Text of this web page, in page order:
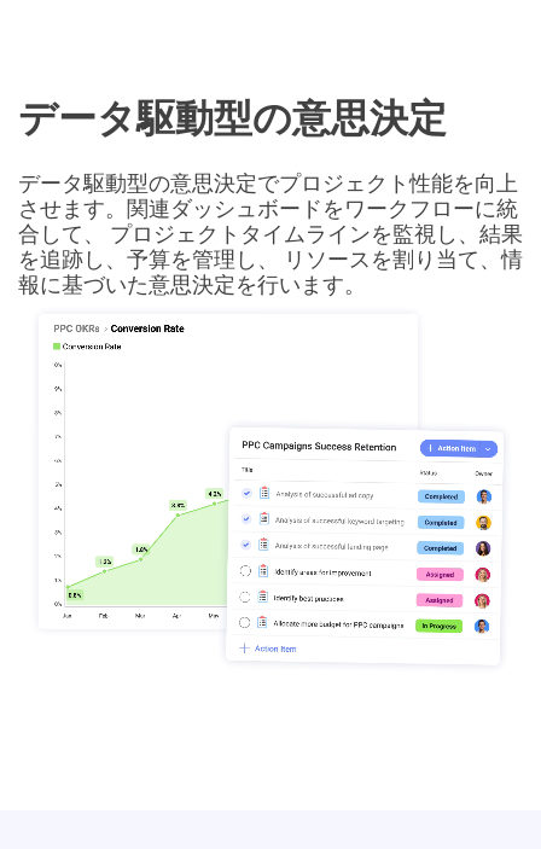
データ駆動型の意思決定
データ駆動型の意思決定でプロジェクト性能を向上
させます。関連ダッシュボードをワークフローに統
合して、 プロジェクトタイムラインを監視し、結果
を追跡し、予算を管理し、 リソースを割り当て、情
報に基づいた意思決定を行います。